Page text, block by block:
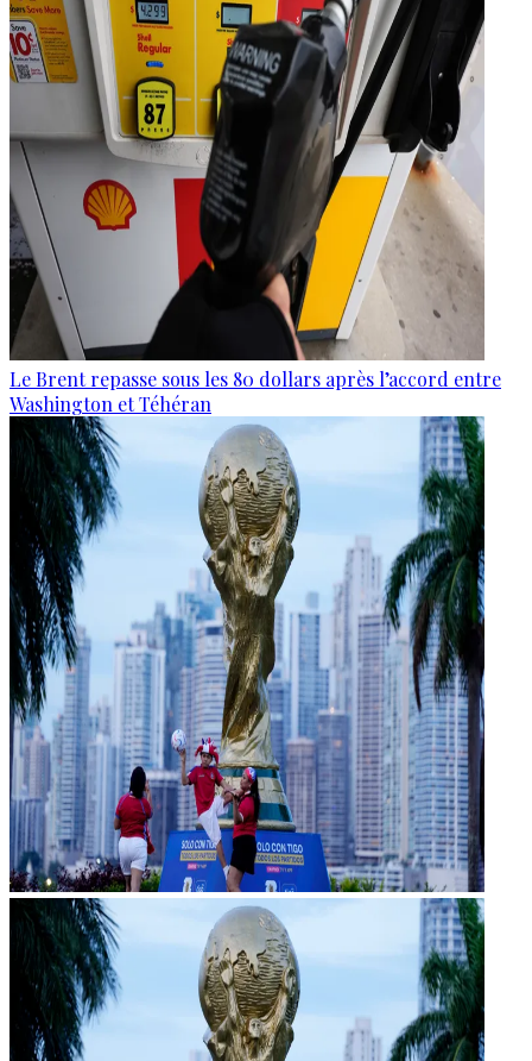
Le Brent repasse sous les 80 dollars après l’accord entre
Washington et Téhéran